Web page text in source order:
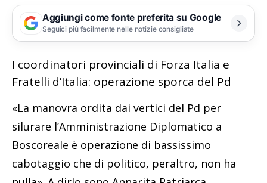
Aggiungi come fonte preferita su Google
Seguici più facilmente nelle notizie consigliate
I coordinatori provinciali di Forza Italia e
Fratelli d’Italia: operazione sporca del Pd
«La manovra ordita dai vertici del Pd per
silurare l’Amministrazione Diplomatico a
Boscoreale è operazione di bassissimo
cabotaggio che di politico, peraltro, non ha